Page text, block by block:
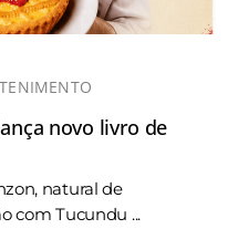
novo livro de
natural de
com Tucundu ...